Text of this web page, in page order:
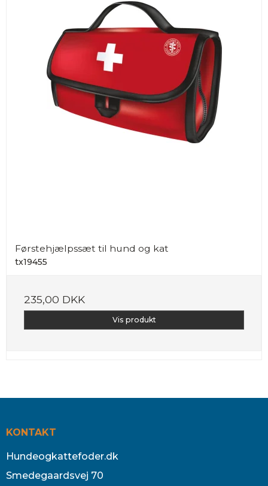
Førstehjælpssæt til hund og kat
tx19455
235,00 DKK
Vis produkt
KONTAKT
Hundeogkattefoder.dk
Smedegaardsvej 70